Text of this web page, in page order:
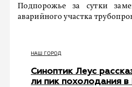
Подпорожье за сутки
аварийного участка
НАШ ГОРОД
Синоптик Леус
ли пик похолодания в